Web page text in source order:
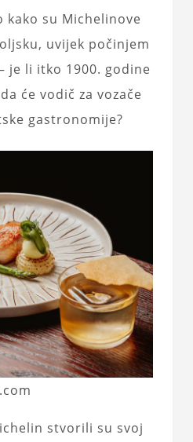
kako su Michelinove
uvijek počinjem
je li itko 1900. godine
će vodič za vozače
gastronomije?
stvorili su svoj